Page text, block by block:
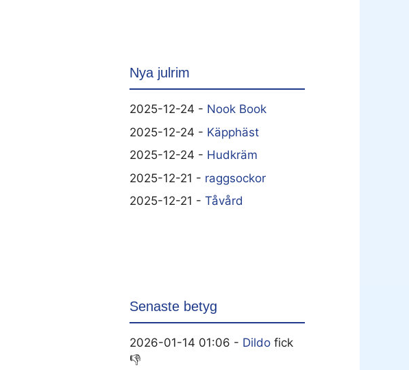
Nya julrim
2025-12-24 - Nook Book
2025-12-24 - Käpphäst
2025-12-24 - Hudkräm
2025-12-21 - raggsockor
2025-12-21 - Tåvård
Senaste betyg
2026-01-14 01:06 - Dildo fick
👎